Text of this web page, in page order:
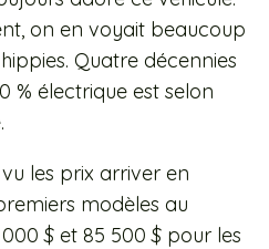
on en voyait beaucoup
Quatre décennies
% électrique est selon
les prix arriver en
modèles au
$ et 85 500 $ pour les